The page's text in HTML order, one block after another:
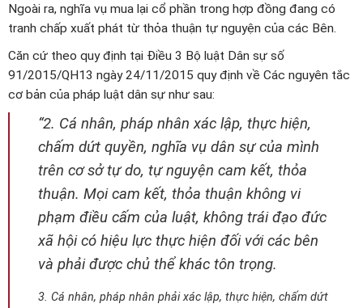
Ngoài ra, nghĩa vụ mua lại cổ phần trong hợp đồng đang có
tranh chấp xuất phát từ thỏa thuận tự nguyện của các Bên.
Căn cứ theo quy định tại Điều 3 Bộ luật Dân sự số
91/2015/QH13 ngày 24/11/2015 quy định về Các nguyên tắc
cơ bản của pháp luật dân sự như sau:
“2. Cá nhân, pháp nhân xác lập, thực hiện,
chấm dứt quyền, nghĩa vụ dân sự của mình
trên cơ sở tự do, tự nguyện cam kết, thỏa
thuận. Mọi cam kết, thỏa thuận không vi
phạm điều cấm của luật, không trái đạo đức
xã hội có hiệu lực thực hiện đối với các bên
và phải được chủ thể khác tôn trọng.
3. Cá nhân, pháp nhân phải xác lập, thực hiện, chấm dứt